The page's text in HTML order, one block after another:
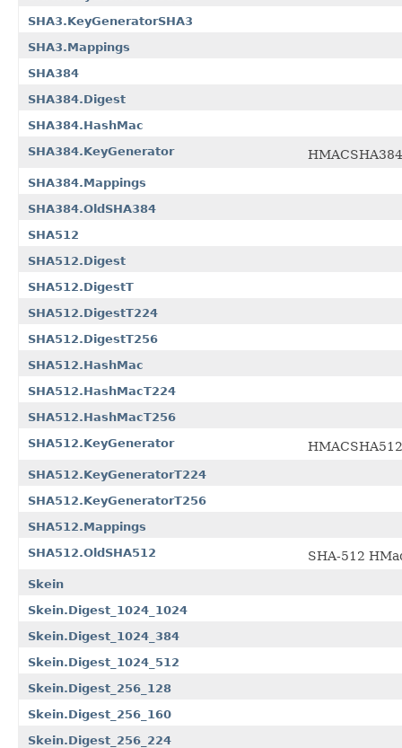
SHA3.KeyGeneratorSHA3
SHA3.Mappings
SHA384
SHA384.Digest
SHA384.HashMac
SHA384.KeyGenerator
HMACSHA384
SHA384.Mappings
SHA384.OldSHA384
SHA512
SHA512.Digest
SHA512.DigestT
SHA512.DigestT224
SHA512.DigestT256
SHA512.HashMac
SHA512.HashMacT224
SHA512.HashMacT256
SHA512.KeyGenerator
HMACSHA512
SHA512.KeyGeneratorT224
SHA512.KeyGeneratorT256
SHA512.Mappings
SHA512.OldSHA512
SHA-512
Skein
Skein.Digest_1024_1024
Skein.Digest_1024_384
Skein.Digest_1024_512
Skein.Digest_256_128
Skein.Digest_256_160
Skein.Digest_256_224